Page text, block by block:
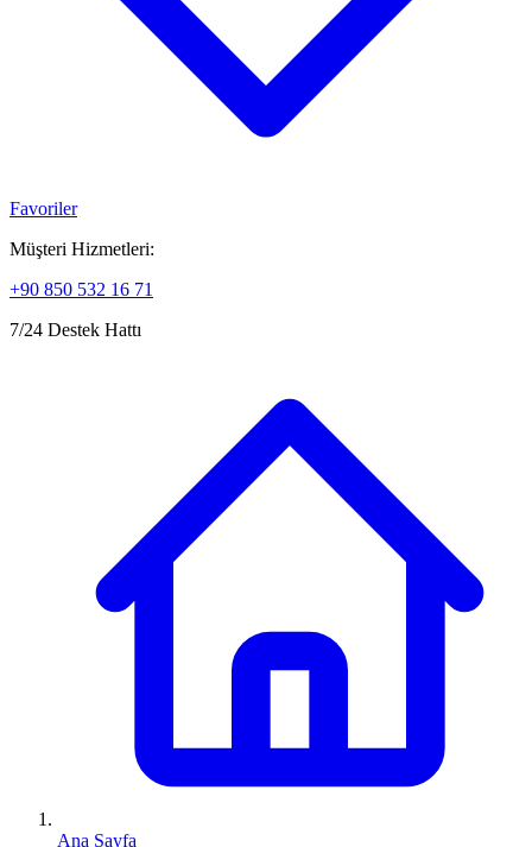
Favoriler
Müşteri Hizmetleri:
+90 850 532 16 71
7/24 Destek Hattı
Ana Sayfa